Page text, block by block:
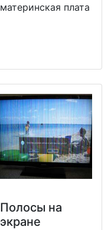
материнская плата
Полосы на
экране